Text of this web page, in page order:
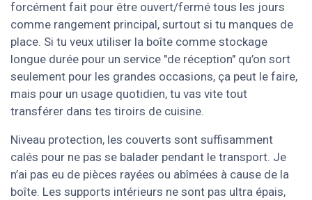
forcément fait pour être ouvert/fermé tous les jours
comme rangement principal, surtout si tu manques de
place. Si tu veux utiliser la boîte comme stockage
longue durée pour un service "de réception" qu’on sort
seulement pour les grandes occasions, ça peut le faire,
mais pour un usage quotidien, tu vas vite tout
transférer dans tes tiroirs de cuisine.
Niveau protection, les couverts sont suffisamment
calés pour ne pas se balader pendant le transport. Je
n’ai pas eu de pièces rayées ou abîmées à cause de la
boîte. Les supports intérieurs ne sont pas ultra épais,